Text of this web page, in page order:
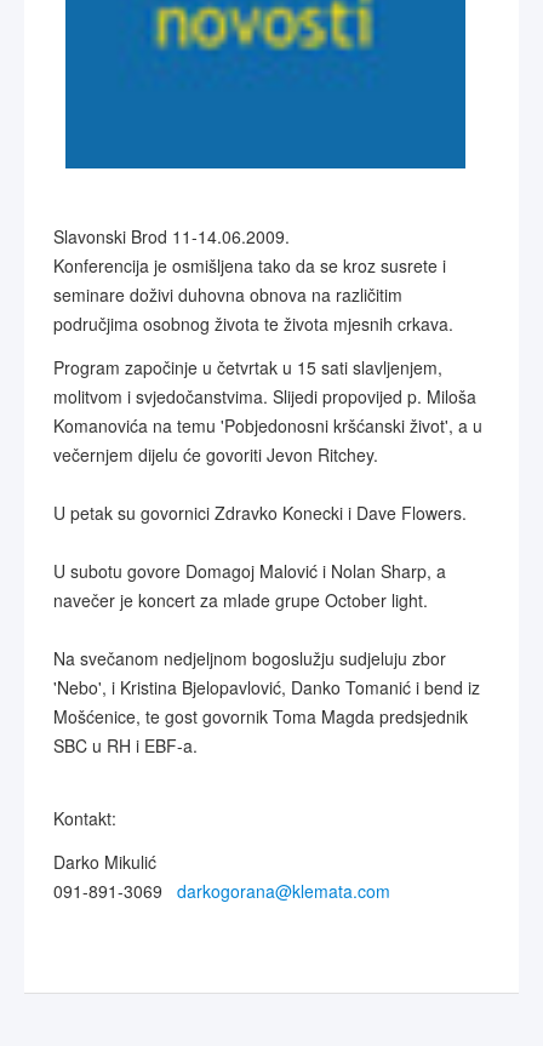
Slavonski Brod 11-14.06.2009.
Konferencija je osmišljena tako da se kroz susrete i
seminare doživi duhovna obnova na različitim
područjima osobnog života te života mjesnih crkava.
Program započinje u četvrtak u 15 sati slavljenjem,
molitvom i svjedočanstvima. Slijedi propovijed p. Miloša
Komanovića na temu 'Pobjedonosni kršćanski život', a u
večernjem dijelu će govoriti Jevon Ritchey.
U petak su govornici Zdravko Konecki i Dave Flowers.
U subotu govore Domagoj Malović i Nolan Sharp, a
navečer je koncert za mlade grupe October light.
Na svečanom nedjeljnom bogoslužju sudjeluju zbor
'Nebo', i Kristina Bjelopavlović, Danko Tomanić i bend iz
Mošćenice, te gost govornik Toma Magda predsjednik
SBC u RH i EBF-a.
Kontakt:
Darko Mikulić
091-891-3069 darkogorana@klemata.com